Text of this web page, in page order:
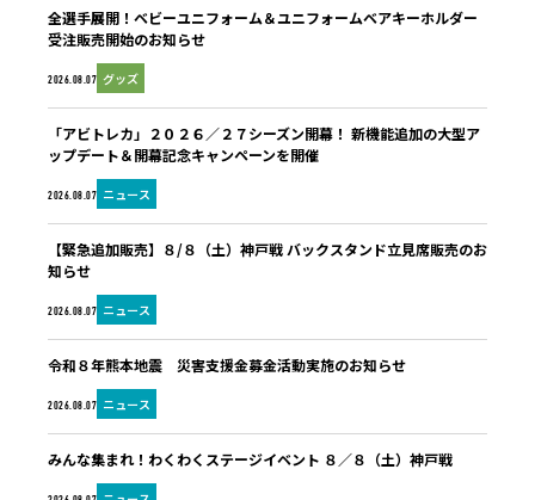
2026.08.07 グッズ
全選手展開！ベビーユニフォーム＆ユニフォームベアキーホルダー
受注販売開始のお知らせ
2026.08.07 ニュース
「アビトレカ」２０２６／２７シーズン開幕！ 新機能追加の大型ア
ップデート＆開幕記念キャンペーンを開催
2026.08.07 ニュース
【緊急追加販売】８/８（土）神戸戦 バックスタンド立見席販売のお
知らせ
2026.08.07 ニュース
令和８年熊本地震 災害支援金募金活動実施のお知らせ
みんな集まれ！わくわくステージイベント ８／８（土）神戸戦